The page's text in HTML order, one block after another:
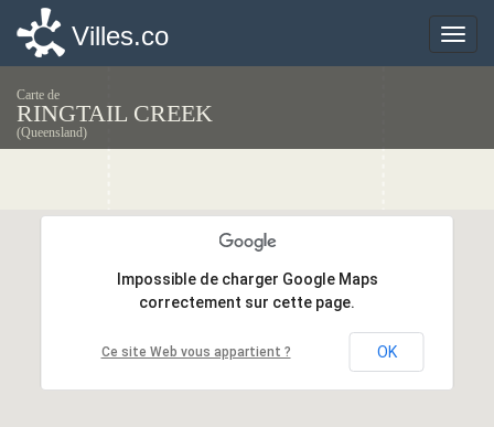
Toggle
Villes.co
Carte de
RINGTAIL CREEK
(Queensland)
Impossible de charger Google Maps
correctement sur cette page.
Ce site Web vous appartient ? OK
Impossible de charger Google Maps
correctement sur cette page.
Ce site Web vous appartient ? OK
Toggle
Villes.co